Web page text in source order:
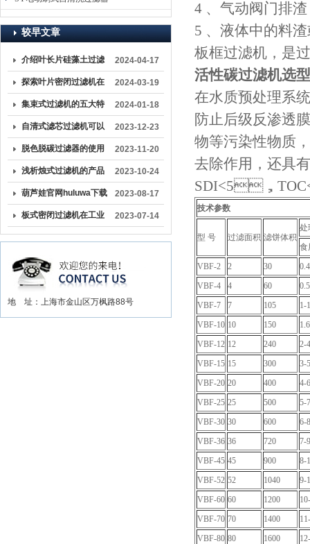
较早文章
介绍叶长片硅藻土过滤
机的保养与维护方法
2024-04-17
探索叶片密闭过滤机在
工业生产中的关键作用
2024-03-19
集束式过滤机的五大特
点解析
2024-01-18
自清式滤芯过滤机可以
有效去除过滤介质上的
杂质和颗粒物
2023-12-23
脱色脱碳过滤器的使用
与维护
2023-11-20
浅析烛式过滤机的产品
特点
2023-10-24
葫芦娃官网huluwa下载
成为液体处理领域的重
要装备之一
2023-08-17
板式密闭过滤机在工业
生产中扮演着重要角色
2023-07-14
地 址：上海市金山区万枫路88号
4 、气动阀门排
5 、液体中的
板框过滤机，是
活性碳过滤机选型
在水质预处理系统
防止后级反渗透膜
物等污染性物质
去除作用，还
SDI<5，
技术参数
型 号 过滤面积 滤饼体积
处
食
VBF-2
2 30
VBF-4
4 60
VBF-7
7 105
1-
VBF-10 10 150
VBF-12 12 240
2-4
VBF-15 15 300
3-5
VBF-20 20 400
4-6
VBF-25 25 500
5-7
VBF-30 30 600
6-8
VBF-36 36 720
7-9
VBF-45 45 900
8-
VBF-52 52 1040
9-
VBF-60 60 1200
VBF-70 70 1400
VBF-80 80 1600